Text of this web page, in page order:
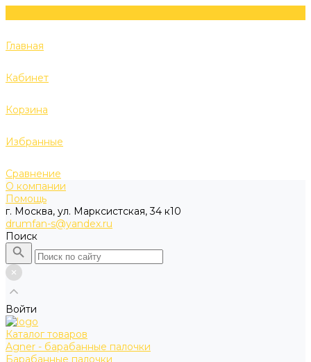
Главная
Кабинет
Корзина
Избранные
Сравнение
О компании
Помощь
г. Москва, ул. Марксистская, 34 к10
drumfan-s@yandex.ru
Поиск
Войти
Каталог товаров
Agner - барабанные палочки
Барабанные палочки